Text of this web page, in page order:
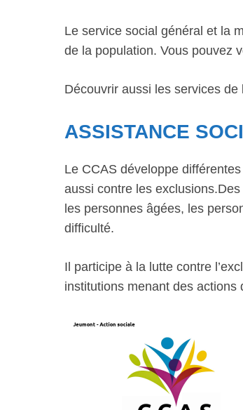
Le service social général et la
de la population. Vous pouvez
Découvrir aussi les services de
ASSISTANCE
Le CCAS développe
aussi contre les
les personnes âgées, les
difficulté.
Il participe à la lutte contre
institutions menant des actions